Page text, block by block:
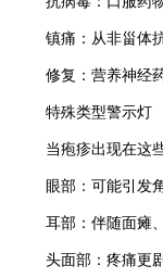
镇痛：从非甾体抗
修复：营养神经药
特殊类型警示灯
当疱疹出现在这些
眼部：可能引发角
耳部：伴随面瘫
头面部：疼痛更剧